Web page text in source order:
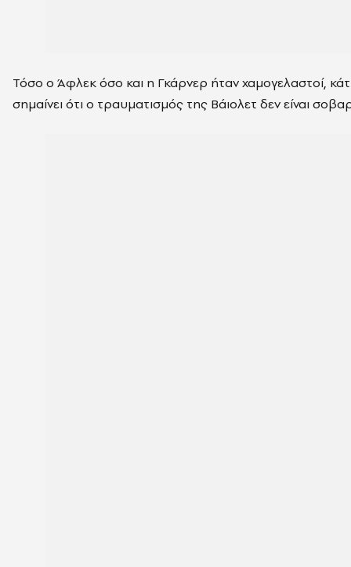
Τόσο ο Άφλεκ όσο και η Γκάρνερ ήταν χαμογελαστοί,
σημαίνει ότι ο τραυματισμός της Βάιολετ δεν είναι